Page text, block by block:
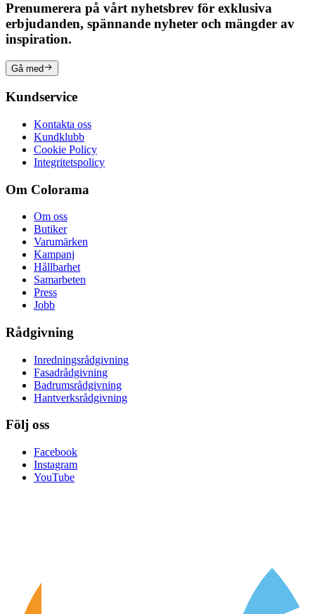
Prenumerera på vårt nyhetsbrev för exklusiva
erbjudanden, spännande nyheter och mängder av
inspiration.
Gå med
Kundservice
Kontakta oss
Kundklubb
Cookie Policy
Integritetspolicy
Om Colorama
Om oss
Butiker
Varumärken
Kampanj
Hållbarhet
Samarbeten
Press
Jobb
Rådgivning
Inredningsrådgivning
Fasadrådgivning
Badrumsrådgivning
Hantverksrådgivning
Följ oss
Facebook
Instagram
YouTube